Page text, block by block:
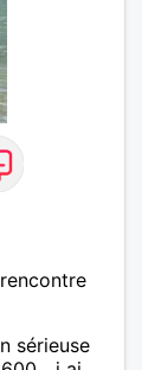
sérieuse